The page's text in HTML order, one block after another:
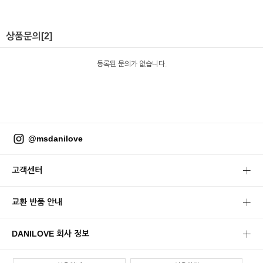
상품문의 [2]
등록된 문의가 없습니다.
@msdanilove
고객센터
교환 반품 안내
DANILOVE 회사 정보